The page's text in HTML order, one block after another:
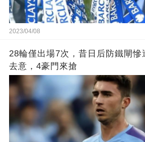
2023/04/08
28輪僅出場7次，昔日后防鐵閘慘
去意，4豪門來搶